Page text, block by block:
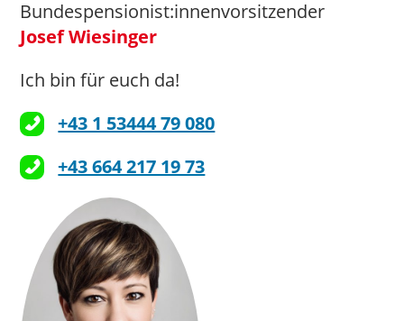
Bundespensionist:innenvorsitzender
Josef Wiesinger
Ich bin für euch da!
+43 1 53444 79 080
+43 664 217 19 73